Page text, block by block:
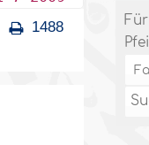
1488